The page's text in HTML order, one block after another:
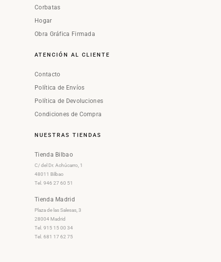
Corbatas
Hogar
Obra Gráfica Firmada
ATENCIÓN AL CLIENTE
Contacto
Política de Envíos
Política de Devoluciones
Condiciones de Compra
NUESTRAS TIENDAS
Tienda Bilbao
C/ del Dr. Achúcarro, 1
48011 Bilbao
Tel. 946 27 60 51
Tienda Madrid
Plaza de las Salesas, 3
28004 Madrid
Tel. 915 15 00 34
Tel. 681 17 62 75